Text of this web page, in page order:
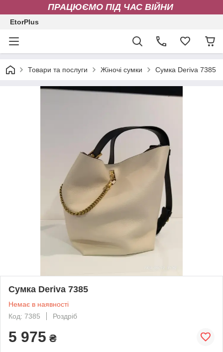
ПРАЦЮЄМО ПІД ЧАС ВІЙНИ
EtorPlus
Товари та послуги Жіночі сумки Сумка Deriva 7385
Сумка Deriva 7385
Немає в наявності
Код: 7385
Роздріб
5 975 ₴